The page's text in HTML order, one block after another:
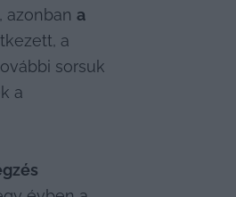
azonban a
a
sorsuk
a